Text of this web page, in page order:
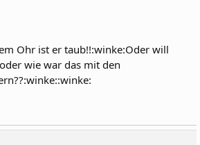
Ohr ist er taub!!:winke:Oder will
wie war das mit den